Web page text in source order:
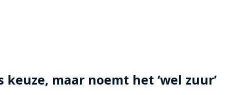
keuze, maar noemt het ‘wel zuur’